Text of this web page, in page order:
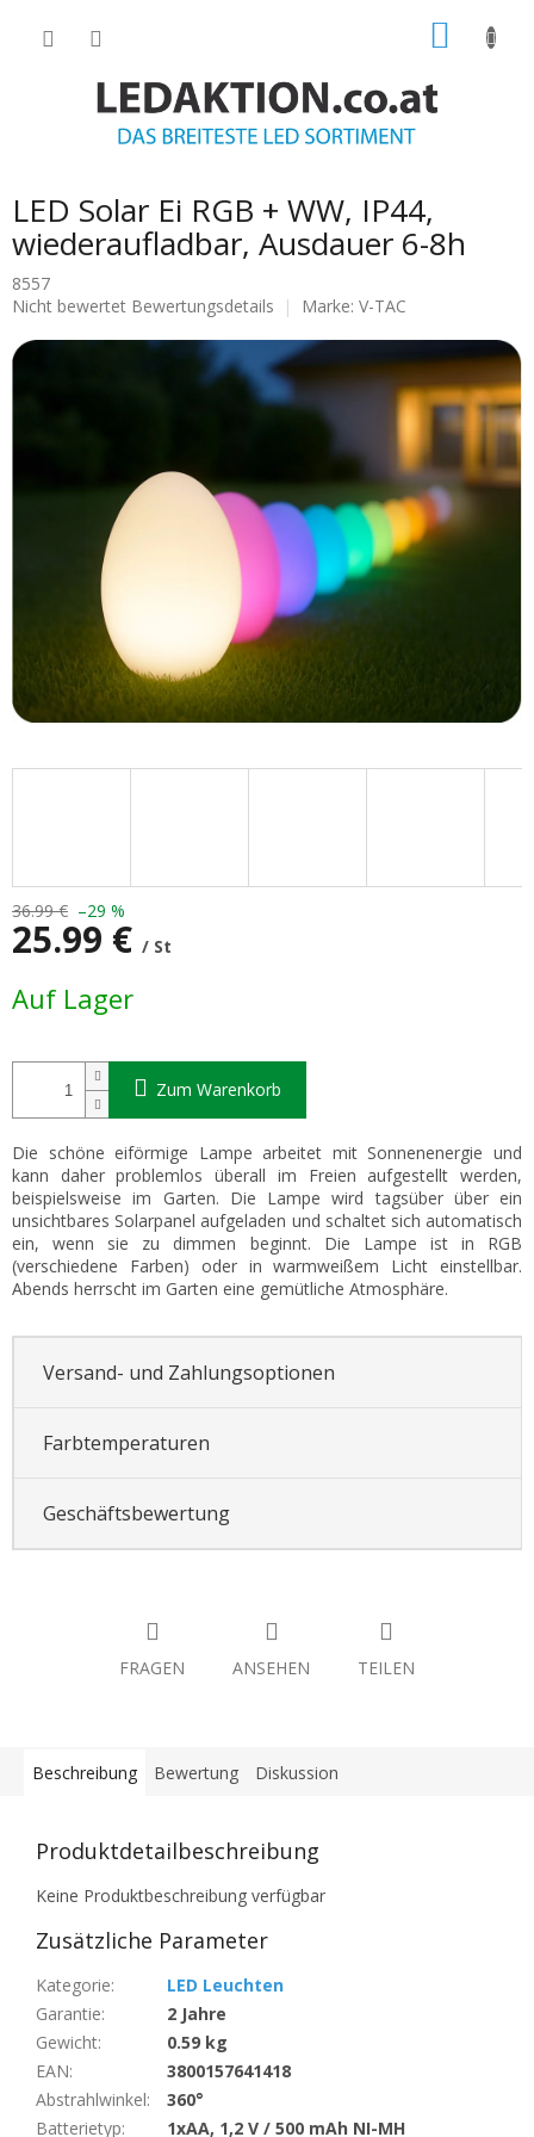
LED Solar Ei RGB + WW, IP44,
wiederaufladbar, Ausdauer 6-8h
8557
Die
Produktbewertung
Nicht bewertet Bewertungsdetails Marke: V-TAC
36.99 € –29 %
25.99 € / St
Auf Lager
Zum Warenkorb
Die schöne eiförmige Lampe arbeitet mit Sonnenenergie und
kann daher problemlos überall im Freien aufgestellt werden,
beispielsweise im Garten. Die Lampe wird tagsüber über ein
unsichtbares Solarpanel aufgeladen und schaltet sich automatisch
ein, wenn sie zu dimmen beginnt. Die Lampe ist in RGB
(verschiedene Farben) oder in warmweißem Licht einstellbar.
Abends herrscht im Garten eine gemütliche Atmosphäre.
Versand- und Zahlungsoptionen
Farbtemperaturen
Geschäftsbewertung
FRAGEN ANSEHEN TEILEN
Beschreibung Bewertung Diskussion
Produktdetailbeschreibung
Keine Produktbeschreibung verfügbar
Zusätzliche Parameter
Kategorie:
LED Leuchten
Garantie:
2 Jahre
Gewicht:
0.59 kg
EAN:
3800157641418
Abstrahlwinkel:
360°
Batterietyp: 1xAA, 1,2 V / 500 mAh NI-MH